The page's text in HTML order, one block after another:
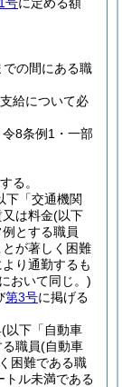
の間にある職
給について必
8条例1・一部
る。
下「交通機関
は料金(以下
とする職員
が著しく困難
り通勤するも
おいて同じ。)
第3号に掲げる
(以下「自動車
職員(自動車
困難である職
トル未満である